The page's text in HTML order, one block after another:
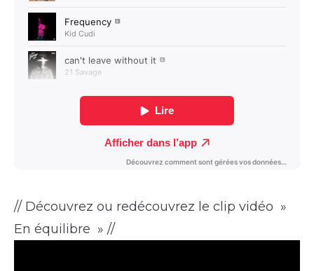
// Découvrez ou redécouvrez le clip vidéo »
En équilibre » //